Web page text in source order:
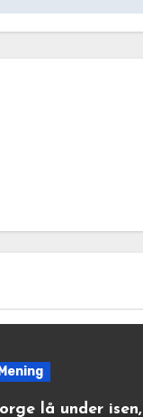
lå under isen,